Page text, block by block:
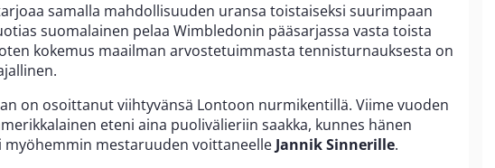
samalla mahdollisuuden uransa toistaiseksi suurimpaan
suomalainen pelaa Wimbledonin pääsarjassa vasta toista
kokemus maailman arvostetuimmasta tennisturnauksesta on
on osoittanut viihtyvänsä Lontoon nurmikentillä. Viime vuoden
eteni aina puolivälieriin saakka, kunnes hänen
myöhemmin mestaruuden voittaneelle Jannik Sinnerille.